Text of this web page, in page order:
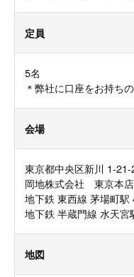
定員
5名
＊弊社に口座をお持ち
会場
東京都中央区新川 1-
岡地株式会社 東京本
地下鉄 東西線 茅場町
地下鉄 半蔵門線 水天
地図